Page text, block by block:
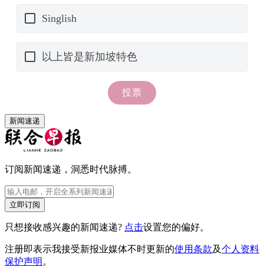
新闻速递
订阅新闻速递，洞悉时代脉搏。
立即订阅
只想接收感兴趣的新闻速递? 点击设置您的偏好。
注册即表示我接受新报业媒体不时更新的使用条款及个人资料
保护声明 。